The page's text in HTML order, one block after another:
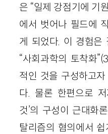
은 “일제 강점기에 기
에서 벗어나 필드에
게 되었다. 이 경험은
“사회과학의 토착화
적인 것을 구성하고
다. 물론 한편으로 저
것’의 구성이 근대화
탈리즘의 혐의에서